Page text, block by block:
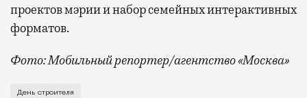
проектов мэрии и набор семейных интерактивных
форматов.
Фото: Мобильный репортер/агентство «Москва»
Это каска в фирменных цветах департамента
День строителя